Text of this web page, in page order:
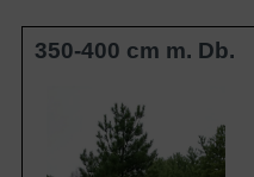
350-400 cm m. Db.